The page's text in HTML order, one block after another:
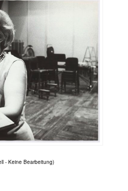
- Keine Bearbeitung)